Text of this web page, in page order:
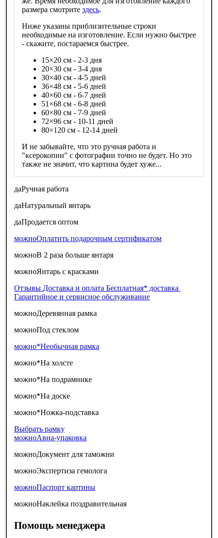
размера смотрите здесь.
Ниже указаны приблизительные строки
необходимые на изготовление. Если нужно быстрее
- скажите, постараемся быстрее.
15×20 см - 2-3 дня
20×30 см - 3-4 дня
30×40 см - 4-5 дней
36×48 см - 5-6 дней
40×60 см - 6-7 дней
51×68 см - 6-8 дней
60×80 см - 7-9 дней
72×96 см - 10-11 дней
80×120 см - 12-14 дней
И не забывайте, что это ручная работа и
"ксерокопии" с фотографии точно не будет. Но это
также не значит, что картина будет хуже...
даРучная работа
даНатуральный янтарь
даПродается оптом
можноОплатить подарочным сертификатом
можноВ 2 раза больше янтаря
можноЯнтарь с красками
Отзывы Доставка и оплата Бесплатная* доставка
Гарантийное и сервисное обслуживание
можноДеревянная рамка
можноПод стеклом
можно*Необычная рамка
можно*На холсте
можно*На подрамнике
можно*На доске
можно*Ножка-подставка
Выбрать рамку
можноАвиа-упаковка
можноДокумент для таможни
можноЭкспертиза гемолога
можноПаспорт картины
можноНаклейка поздравительная
Помощь менеджера